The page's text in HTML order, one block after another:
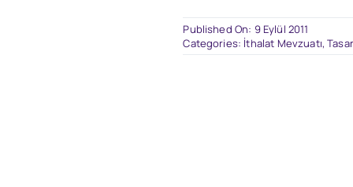
Published On: 9 Eylül 2011
Categories: İthalat Mevzuatı,